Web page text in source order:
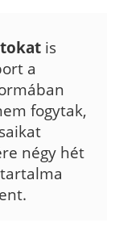
is
a
fogytak,
négy hét